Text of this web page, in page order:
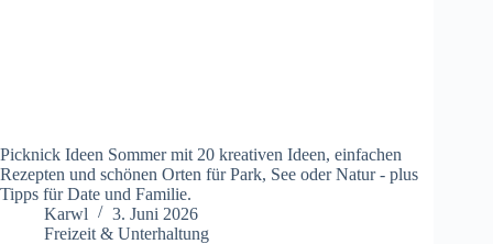
Picknick Ideen Sommer mit 20 kreativen Ideen, einfachen
Rezepten und schönen Orten für Park, See oder Natur - plus
Tipps für Date und Familie.
Karwl
3. Juni 2026
Freizeit & Unterhaltung